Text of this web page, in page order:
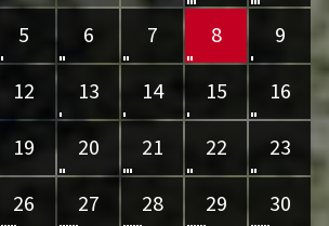
5 6 7 8
9
12 13 14 15
16
19 20 21 22
23
26 27 28 29
30